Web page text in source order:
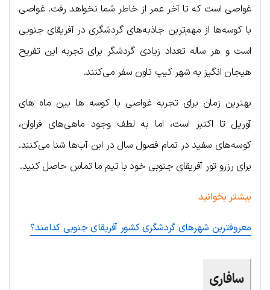
غواصی است که تا آخر عمر از خاطر شما نخواهد رفت. غواصی
با کوسه‌ها از مهم‌ترین جاذبه‌های گردشگری در آفریقای جنوبی
است و هر ساله تعداد زیادی گردشگر برای تجربه این تفریح
هیجان انگیز به شهر کیپ تاون سفر می‌کنند.
بهترین زمان برای تجربه غواصی با کوسه ها بین ماه های
آوریل تا اکتبر است، اما به لطف وجود ماهی‌های فراوان،
کوسه‌های سفید در تمام فصول سال در این آب‌ها شنا می‌کنند.
برای رزرو تور آفریقای جنوبی خود با تیم ما تماس حاصل کنید.
بیشتر بخوانید
معروفترین شهرهای گردشگری کشور آفریقای جنوبی کدامند؟
سافاری